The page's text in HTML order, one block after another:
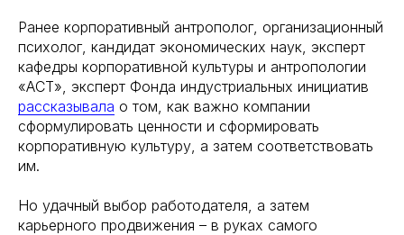
Ранее корпоративный антрополог, организационный
психолог, кандидат экономических наук, эксперт
кафедры корпоративной культуры и антропологии
«АСТ», эксперт Фонда индустриальных инициатив
рассказывала о том, как важно компании
сформулировать ценности и сформировать
корпоративную культуру, а затем соответствовать
им.
Но удачный выбор работодателя, а затем
карьерного продвижения – в руках самого